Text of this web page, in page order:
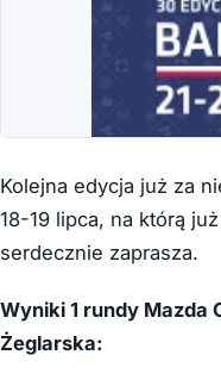
Kolejna edycja już za
18-19 lipca, na którą
serdecznie zaprasza.
Wyniki 1 rundy Mazda
Żeglarska: